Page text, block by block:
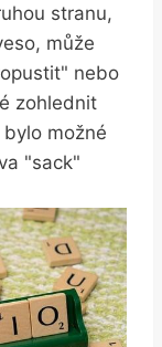
stranu,
může
nebo
zohlednit
možné
"sack"